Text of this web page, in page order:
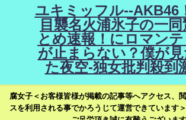
ユキミッフル--AKB46
目襲名火浦氷子の一同
とめ速報！にロマン
が止まらない？僕が
た夜空-独女批判殺到
腐女子＜お客様皆様が掲載の記事等へアクセス、
スを利用される事でかろうじて運営できています